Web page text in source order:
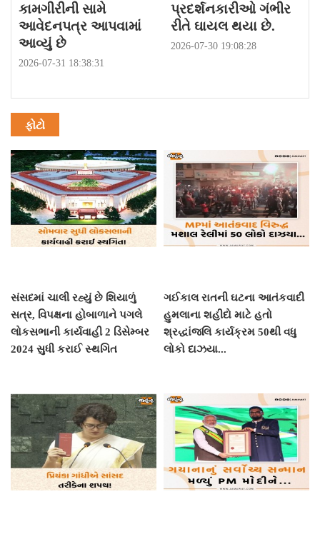
કામગીરીની સામે
આવેદનપત્ર આપવામાં
આવ્યું છે
2026-07-31 18:38:31
પ્રદર્શનકારીઓ ગંભીર
રીતે ઘાયલ થયા છે.
2026-07-30 19:08:28
ફોટો
સંસદમાં ચાલી રહ્યું છે શિયાળું
સત્ર, વિપક્ષના હોબાળાને પગલે
લોકસભાની કાર્યવાહી 2 ડિસેમ્બર
2024 સુધી કરાઈ સ્થગિત
ગઈકાલ રાતની ઘટના આતંકવાદી
હુમલાના શહીદો માટે હતો
શ્રદ્ધાંજલિ કાર્યક્રમ 50થી વધુ
લોકો દાઝયા...